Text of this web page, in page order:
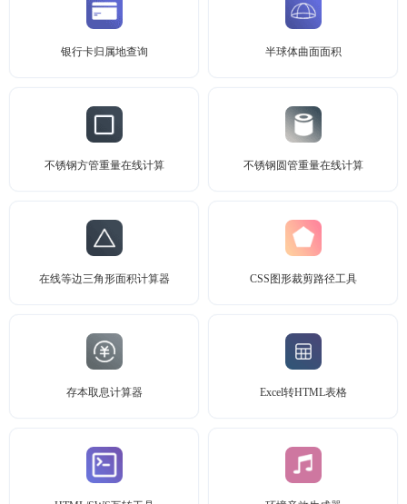
银行卡归属地查询 半球体曲面面积
不锈钢方管重量在线计算 不锈钢圆管重量在线计算
在线等边三角形面积计算器 CSS图形裁剪路径工具
存本取息计算器 Excel转HTML表格